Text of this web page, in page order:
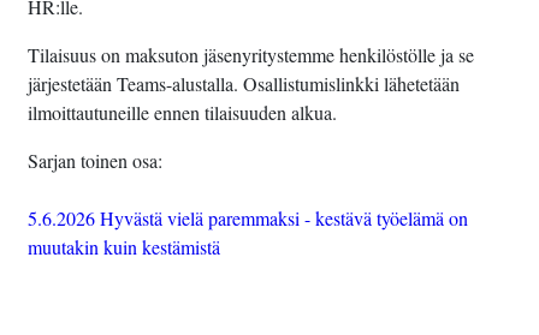
HR:lle.
Tilaisuus on maksuton jäsenyritystemme henkilöstölle ja se
järjestetään Teams-alustalla. Osallistumislinkki lähetetään
ilmoittautuneille ennen tilaisuuden alkua.
Sarjan toinen osa:
5.6.2026 Hyvästä vielä paremmaksi - kestävä työelämä on
muutakin kuin kestämistä